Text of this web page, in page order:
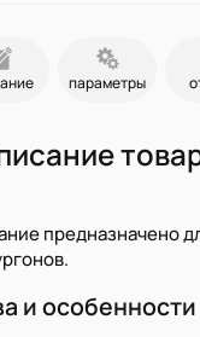
параметры
предназначено
и особенности